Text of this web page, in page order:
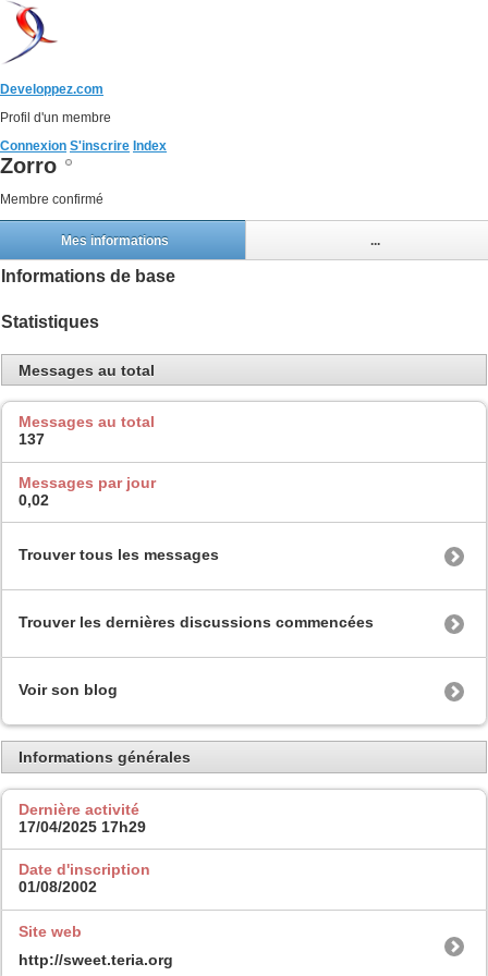
Developpez.com
Profil d'un membre
Connexion S'inscrire Index
Zorro
Membre confirmé
Mes informations ...
Informations de base
Statistiques
Messages au total
Messages au total
137
Messages par jour
0,02
Trouver tous les messages
Trouver les dernières discussions commencées
Voir son blog
Informations générales
Dernière activité
17/04/2025 17h29
Date d'inscription
01/08/2002
Site web
http://sweet.teria.org